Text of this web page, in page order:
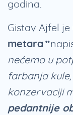
godina.
Gistav Ajfel
metara”
nećemo u
farbanja
konzervaciji
pedantnije